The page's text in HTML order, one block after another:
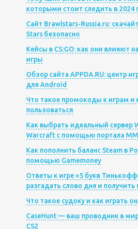
которыми стоит следить в 2024
Сайт Brawlstars-Russia.ru:
Stars безопасно
Кейсы в CS:GO: как они влияют
игры
Обзор сайта APPDA.RU: центр
для Android
Что такое промокоды к играм и
пользоваться
Как выбрать идеальный сервер
Warcraft с помощью портала
Как пополнить баланс Steam в
помощью Gamemoney
Ответы к игре «5 букв
разгадать слово дня и получить
Что такое судоку и как играть
CaseHunt — ваш проводник в
CS2